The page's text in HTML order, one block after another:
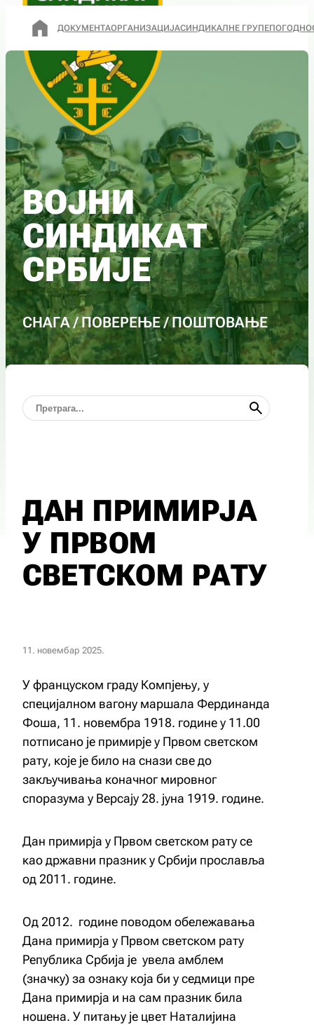
ДОКУМЕНТАОРГАНИЗАЦИЈАСИНДИКАЛНЕ ГРУПЕ
ВОЈНИ
СИНДИКАТ
СРБИЈЕ
СНАГА / ПОВЕРЕЊЕ / ПОШТОВАЊЕ
ДАН ПРИМИРЈА
У ПРВОМ
СВЕТСКОМ РАТУ
11. новембар 2025.
У француском граду Компјењу, у
специјалном вагону маршала Фердинанда
Фоша, 11. новембра 1918. године у 11.00
потписано је примирје у Првом светском
рату, које је било на снази све до
закључивања коначног мировног
споразума у Версају 28. јуна 1919. године.
Дан примирја у Првом светском рату се
као државни празник у Србији прославља
од 2011. године.
Од 2012. године поводом обележавања
Дана примирја у Првом светском рату
Република Србија je увела амблем
(значку) за ознаку која би у седмици пре
Дана примирја и на сам празник била
ношена. У питању је цвет Наталијина